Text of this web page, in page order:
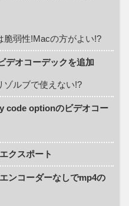
脆弱性!Macの方がよい!?
オコーデックを追加
ゾルブで使えない!?
code optionのビデオコー
クスポート
ンコーダーなしでmp4の